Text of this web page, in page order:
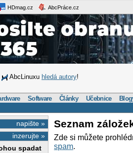
HDmag.cz AbcPráce.cz
AbcLinuxu hledá autory!
Software Články Učebnice
napište »
inzerujte »
spadat
Seznam
Zde si můžete
spam.